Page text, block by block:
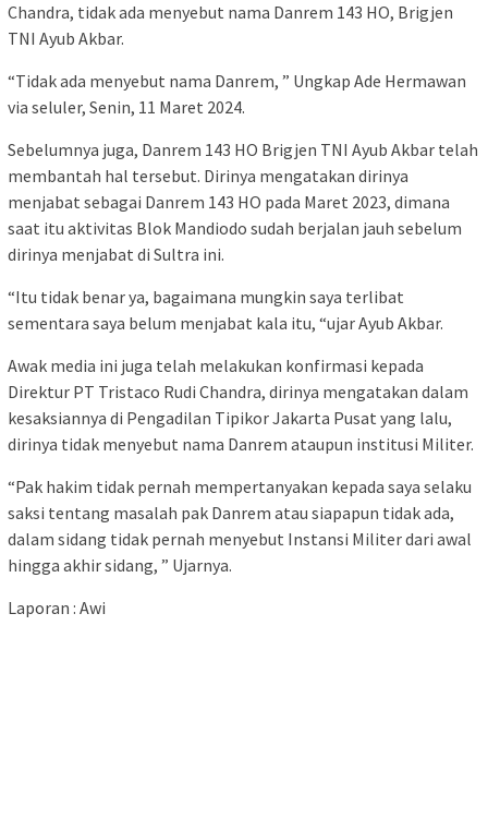
Chandra, tidak ada menyebut nama Danrem 143 HO, Brigjen
TNI Ayub Akbar.
“Tidak ada menyebut nama Danrem, ” Ungkap Ade Hermawan
via seluler, Senin, 11 Maret 2024.
Sebelumnya juga, Danrem 143 HO Brigjen TNI Ayub Akbar telah
membantah hal tersebut. Dirinya mengatakan dirinya
menjabat sebagai Danrem 143 HO pada Maret 2023, dimana
saat itu aktivitas Blok Mandiodo sudah berjalan jauh sebelum
dirinya menjabat di Sultra ini.
“Itu tidak benar ya, bagaimana mungkin saya terlibat
sementara saya belum menjabat kala itu, “ujar Ayub Akbar.
Awak media ini juga telah melakukan konfirmasi kepada
Direktur PT Tristaco Rudi Chandra, dirinya mengatakan dalam
kesaksiannya di Pengadilan Tipikor Jakarta Pusat yang lalu,
dirinya tidak menyebut nama Danrem ataupun institusi Militer.
“Pak hakim tidak pernah mempertanyakan kepada saya selaku
saksi tentang masalah pak Danrem atau siapapun tidak ada,
dalam sidang tidak pernah menyebut Instansi Militer dari awal
hingga akhir sidang, ” Ujarnya.
Laporan : Awi